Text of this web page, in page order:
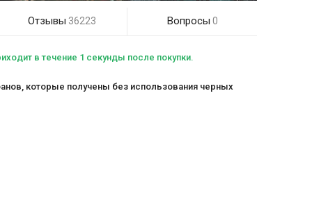
Отзывы 36223 Вопросы 0
в течение 1 секунды после покупки.
которые получены без использования черных